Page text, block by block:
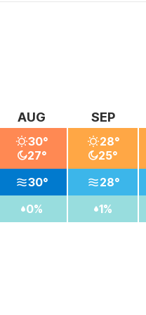
AUG
30°
27°
30°
0%
SEP
28°
25°
28°
1%